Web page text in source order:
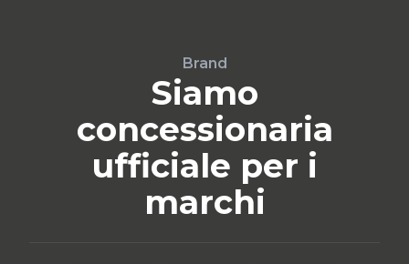
Brand
Siamo
concessionaria
ufficiale per i
marchi